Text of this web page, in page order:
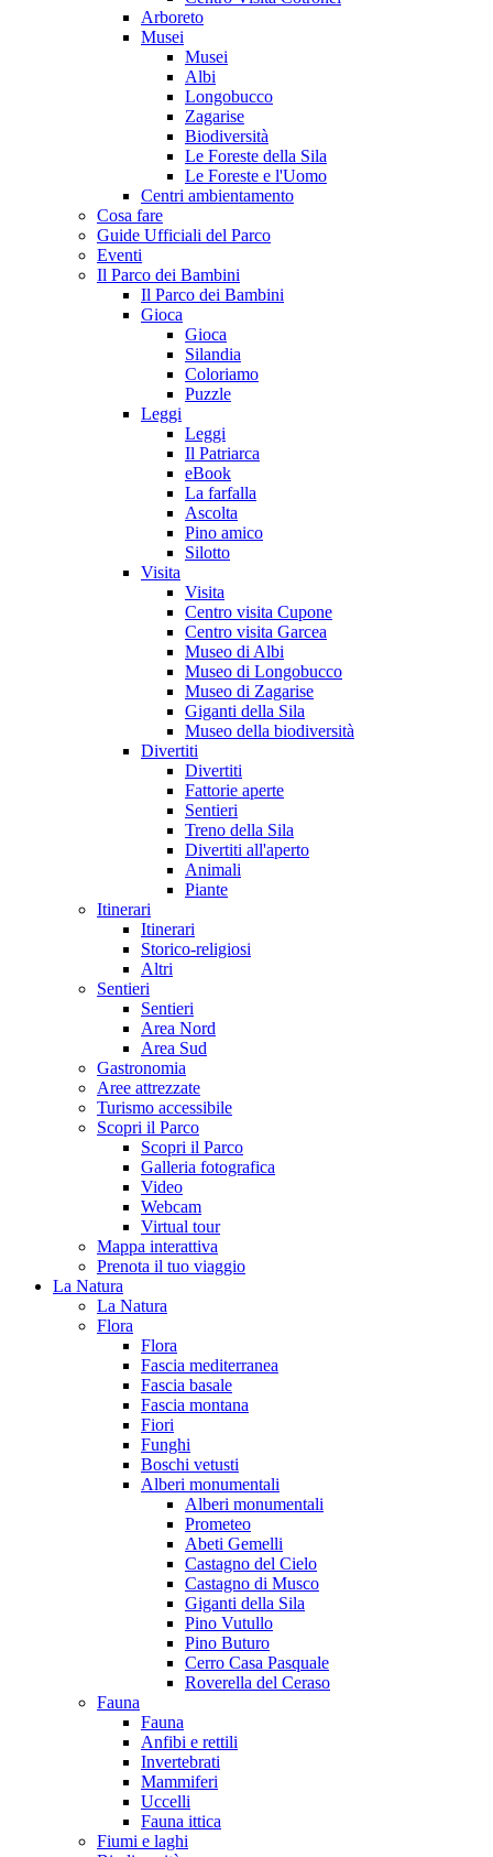
Arboreto
Musei
Musei
Albi
Longobucco
Zagarise
Biodiversità
Le Foreste della Sila
Le Foreste e l'Uomo
Centri ambientamento
Cosa fare
Guide Ufficiali del Parco
Eventi
Il Parco dei Bambini
Il Parco dei Bambini
Gioca
Gioca
Silandia
Coloriamo
Puzzle
Leggi
Leggi
Il Patriarca
eBook
La farfalla
Ascolta
Pino amico
Silotto
Visita
Visita
Centro visita Cupone
Centro visita Garcea
Museo di Albi
Museo di Longobucco
Museo di Zagarise
Giganti della Sila
Museo della biodiversità
Divertiti
Divertiti
Fattorie aperte
Sentieri
Treno della Sila
Divertiti all'aperto
Animali
Piante
Itinerari
Itinerari
Storico-religiosi
Altri
Sentieri
Sentieri
Area Nord
Area Sud
Gastronomia
Aree attrezzate
Turismo accessibile
Scopri il Parco
Scopri il Parco
Galleria fotografica
Video
Webcam
Virtual tour
Mappa interattiva
Prenota il tuo viaggio
La Natura
La Natura
Flora
Flora
Fascia mediterranea
Fascia basale
Fascia montana
Fiori
Funghi
Boschi vetusti
Alberi monumentali
Alberi monumentali
Prometeo
Abeti Gemelli
Castagno del Cielo
Castagno di Musco
Giganti della Sila
Pino Vutullo
Pino Buturo
Cerro Casa Pasquale
Roverella del Ceraso
Fauna
Fauna
Anfibi e rettili
Invertebrati
Mammiferi
Uccelli
Fauna ittica
Fiumi e laghi